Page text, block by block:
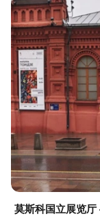
莫斯科国立展览